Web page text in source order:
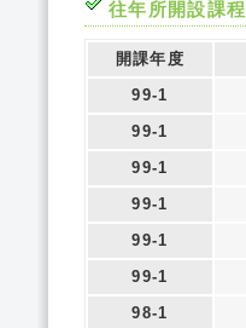
往年所開設課程
開課年度
99-1
99-1
99-1
99-1
99-1
99-1
98-1